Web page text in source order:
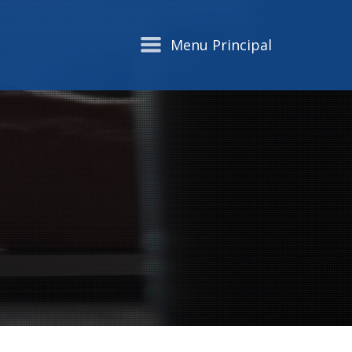
Menu Principal